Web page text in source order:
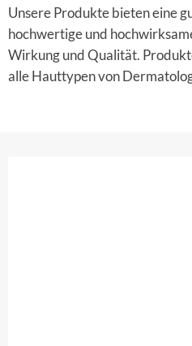
Unsere Produkte bieten eine
hochwertige und
Wirkung und Qualität.
alle Hauttypen von